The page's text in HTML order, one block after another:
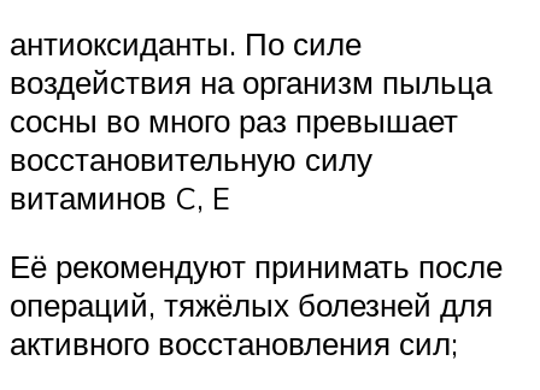
антиоксиданты. По силе
воздействия на организм пыльца
сосны во много раз превышает
восстановительную силу
витаминов C, E
Её рекомендуют принимать после
операций, тяжёлых болезней для
активного восстановления сил;